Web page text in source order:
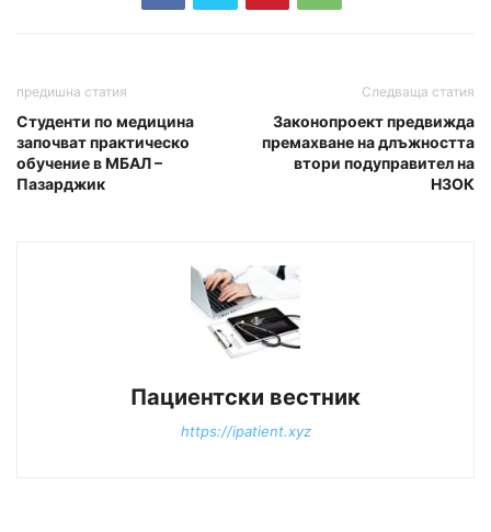
предишна статия
Студенти по медицина
започват практическо
обучение в МБАЛ –
Пазарджик
Следваща статия
Законопроект предвижда
премахване на длъжността
втори подуправител на
НЗОК
Пациентски вестник
https://ipatient.xyz